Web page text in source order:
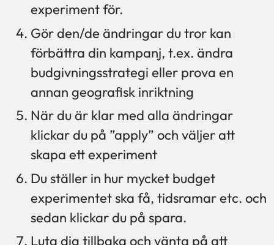
experiment för.
Gör den/de ändringar du tror kan
förbättra din kampanj, t.ex. ändra
budgivningsstrategi eller prova en
annan geografisk inriktning
När du är klar med alla ändringar
klickar du på ”apply” och väljer att
skapa ett experiment
Du ställer in hur mycket budget
experimentet ska få, tidsramar etc. och
sedan klickar du på spara.
Luta dig tillbaka och vänta på att